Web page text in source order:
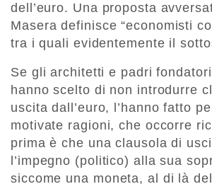
dell’euro. Una proposta
Masera definisce “economisti
tra i quali evidentemente il
Se gli architetti e padri fondatori
hanno scelto di non introdurre
uscita dall’euro, l’hanno fatto
motivate ragioni, che occorre
prima è che una clausola di
l’impegno (politico) alla sua
siccome una moneta, al di là